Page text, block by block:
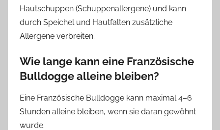
Hautschuppen (Schuppenallergene) und kann
durch Speichel und Hautfalten zusätzliche
Allergene verbreiten.
Wie lange kann eine Französische
Bulldogge alleine bleiben?
Eine Französische Bulldogge kann maximal 4–6
Stunden alleine bleiben, wenn sie daran gewöhnt
wurde.